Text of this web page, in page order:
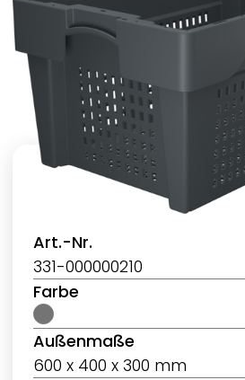
Art.-Nr.
331-000000210
Farbe
Außenmaße
600 x 400 x 300 mm